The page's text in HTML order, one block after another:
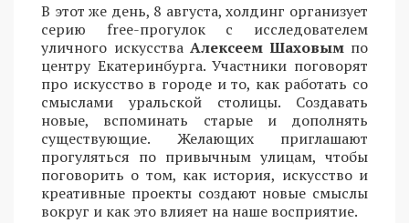
В этот же день, 8 августа, холдинг организует
серию free-прогулок с исследователем
уличного искусства Алексеем Шаховым по
центру Екатеринбурга. Участники поговорят
про искусство в городе и то, как работать со
смыслами уральской столицы. Создавать
новые, вспоминать старые и дополнять
существующие. Желающих приглашают
прогуляться по привычным улицам, чтобы
поговорить о том, как история, искусство и
креативные проекты создают новые смыслы
вокруг и как это влияет на наше восприятие.